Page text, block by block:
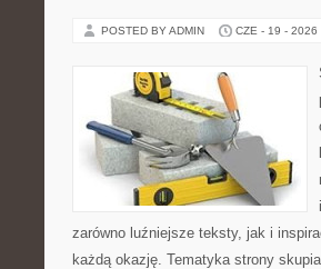
POSTED BY ADMIN CZE - 19 - 2026
zarówno luźniejsze teksty, jak i
każdą okazję. Tematyka strony